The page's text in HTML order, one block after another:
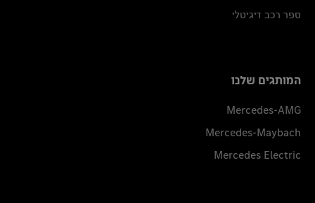
ספר רכב דיגיטלי
המותגים שלנו
Mercedes-AMG
Mercedes-Maybach
Mercedes Electric